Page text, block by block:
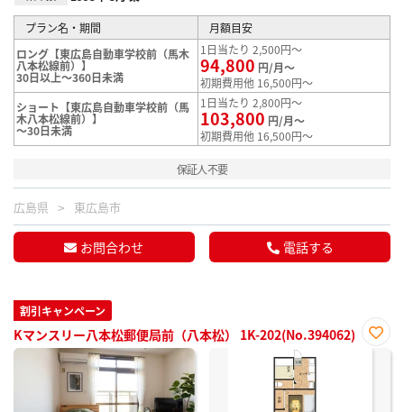
プラン名・期間
月額目安
ロング【東広島自動車学校前（馬木
八本松線前）】
30日以上～360日未満
1日当たり 2,500円～
94,800 円/月～
初期費用他 16,500円～
ショート【東広島自動車学校前（馬
木八本松線前）】
～30日未満
1日当たり 2,800円～
103,800 円/月～
初期費用他 16,500円～
保証人不要
広島県 東広島市
お問合わせ 電話する
割引キャンペーン
Kマンスリー八本松郵便局前（八本松） 1K-202(No.394062)
お気